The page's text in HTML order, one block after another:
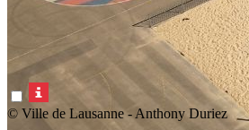
© Ville de Lausanne - Anthony Duriez